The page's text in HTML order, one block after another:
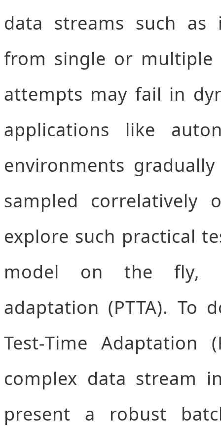
data streams such as
from single or multiple
attempts may fail in
applications like
environments
sampled
explore such practical
model on the fly,
adaptation (PTTA). To
Test-Time Adaptation
complex data stream
present a robust